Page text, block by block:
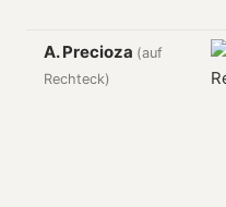
A. Precioza (auf
Rechteck)